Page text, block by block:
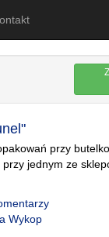
przy
jednym ze
Wykop